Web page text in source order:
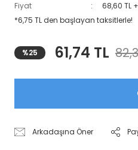
Fiyat
68,60 TL
*6,75 TL den başlayan taksitlerle!
%25 61,74 TL
Arkadaşına Öner